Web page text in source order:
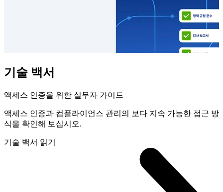
기술 백서
액세스 인증을 위한 실무자 가이드
액세스 인증과 컴플라이언스 관리의 보다 지속 가능한 접근 방
식을 확인해 보십시오.
기술 백서 읽기